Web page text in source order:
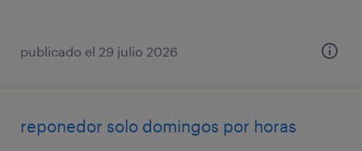
publicado el 29 julio 2026
reponedor solo domingos por horas